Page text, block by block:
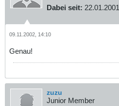
Dabei seit: 22.01.2001
09.11.2002, 14:10
Genau!
zuzu
Junior Member